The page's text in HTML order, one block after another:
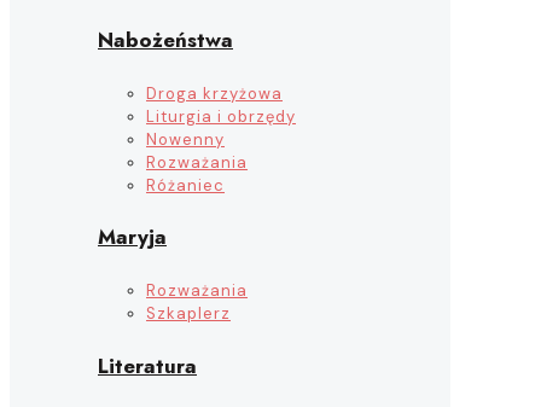
Nabożeństwa
Droga krzyżowa
Liturgia i obrzędy
Nowenny
Rozważania
Różaniec
Maryja
Rozważania
Szkaplerz
Literatura